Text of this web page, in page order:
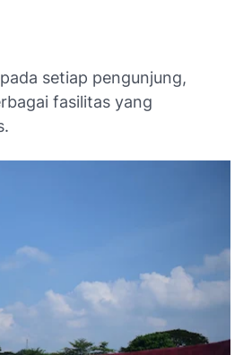
setiap pengunjung,
fasilitas yang